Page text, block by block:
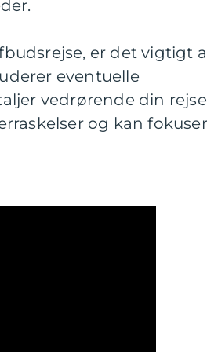
er det vigtigt
eventuelle
vedrørende din
og kan